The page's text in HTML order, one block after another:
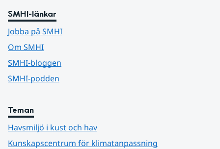
SMHI-länkar
Jobba på SMHI
Om SMHI
SMHI-bloggen
SMHI-podden
Teman
Havsmiljö i kust och hav
Kunskapscentrum för klimatanpassning